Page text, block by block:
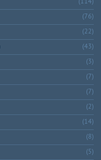
(114)
(76)
(22)
(43)
(3)
(7)
(7)
(2)
(14)
(8)
(5)